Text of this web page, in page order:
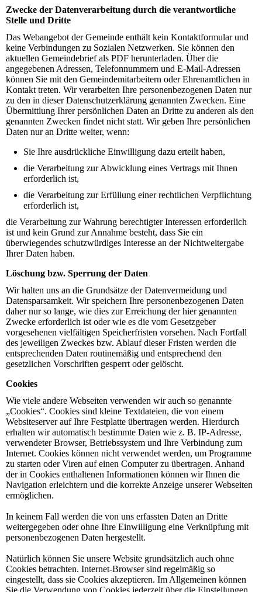
Zwecke der Datenverarbeitung durch die verantwortliche
Stelle und Dritte
Das Webangebot der Gemeinde enthält kein Kontaktformular und
keine Verbindungen zu Sozialen Netzwerken. Sie können den
aktuellen Gemeindebrief als PDF herunterladen. Über die
angegebenen Adressen, Telefonnummern und E-Mail-Adressen
können Sie mit den Gemeindemitarbeitern oder Ehrenamtlichen in
Kontakt treten. Wir verarbeiten Ihre personenbezogenen Daten nur
zu den in dieser Datenschutzerklärung genannten Zwecken. Eine
Übermittlung Ihrer persönlichen Daten an Dritte zu anderen als den
genannten Zwecken findet nicht statt. Wir geben Ihre persönlichen
Daten nur an Dritte weiter, wenn:
Sie Ihre ausdrückliche Einwilligung dazu erteilt haben,
die Verarbeitung zur Abwicklung eines Vertrags mit Ihnen
erforderlich ist,
die Verarbeitung zur Erfüllung einer rechtlichen Verpflichtung
erforderlich ist,
die Verarbeitung zur Wahrung berechtigter Interessen erforderlich
ist und kein Grund zur Annahme besteht, dass Sie ein
überwiegendes schutzwürdiges Interesse an der Nichtweitergabe
Ihrer Daten haben.
Löschung bzw. Sperrung der Daten
Wir halten uns an die Grundsätze der Datenvermeidung und
Datensparsamkeit. Wir speichern Ihre personenbezogenen Daten
daher nur so lange, wie dies zur Erreichung der hier genannten
Zwecke erforderlich ist oder wie es die vom Gesetzgeber
vorgesehenen vielfältigen Speicherfristen vorsehen. Nach Fortfall
des jeweiligen Zweckes bzw. Ablauf dieser Fristen werden die
entsprechenden Daten routinemäßig und entsprechend den
gesetzlichen Vorschriften gesperrt oder gelöscht.
Cookies
Wie viele andere Webseiten verwenden wir auch so genannte
„Cookies“. Cookies sind kleine Textdateien, die von einem
Websiteserver auf Ihre Festplatte übertragen werden. Hierdurch
erhalten wir automatisch bestimmte Daten wie z. B. IP-Adresse,
verwendeter Browser, Betriebssystem und Ihre Verbindung zum
Internet. Cookies können nicht verwendet werden, um Programme
zu starten oder Viren auf einen Computer zu übertragen. Anhand
der in Cookies enthaltenen Informationen können wir Ihnen die
Navigation erleichtern und die korrekte Anzeige unserer Webseiten
ermöglichen.
In keinem Fall werden die von uns erfassten Daten an Dritte
weitergegeben oder ohne Ihre Einwilligung eine Verknüpfung mit
personenbezogenen Daten hergestellt.
Natürlich können Sie unsere Website grundsätzlich auch ohne
Cookies betrachten. Internet-Browser sind regelmäßig so
eingestellt, dass sie Cookies akzeptieren. Im Allgemeinen können